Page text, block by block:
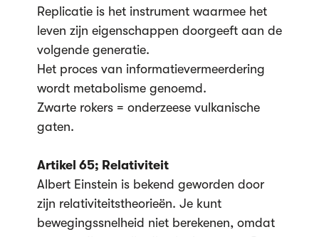
Replicatie is het instrument waarmee het
leven zijn eigenschappen doorgeeft aan de
volgende generatie.
Het proces van informatievermeerdering
wordt metabolisme genoemd.
Zwarte rokers = onderzeese vulkanische
gaten.
Artikel 65; Relativiteit
Albert Einstein is bekend geworden door
zijn relativiteitstheorieën. Je kunt
bewegingssnelheid niet berekenen, omdat